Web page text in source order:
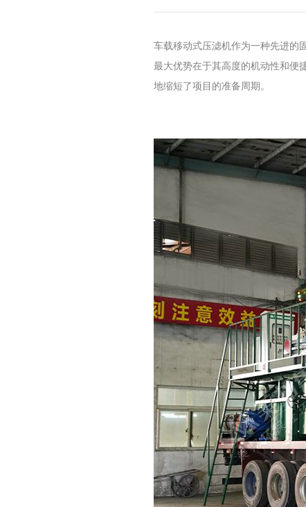
车载移动式压滤机作为一种先进的
最大优势在于其高度的机动性和便
地缩短了项目的准备周期。